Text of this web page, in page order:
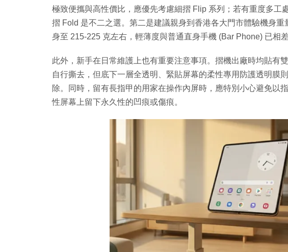
極致便攜與高性價比，應優先考慮細摺 Flip 系列；若有重度多工
摺 Fold 是不二之選。第二是建議親身到香港各大門市體驗機身
身至 215-225 克左右，輕薄度與普通直身手機 (Bar Phone) 已相差
此外，新手在日常維護上也有重要注意事項。摺機出廠時均貼有
自行撕去，但底下一層全透明、緊貼屏幕的柔性專用防護透明膜
除。同時，留有長指甲的用家在操作內屏時，應特別小心避免以
性屏幕上留下永久性的凹痕或傷痕。